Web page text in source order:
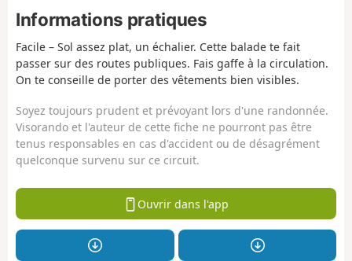
Informations pratiques
Facile – Sol assez plat, un échalier. Cette balade te fait
passer sur des routes publiques. Fais gaffe à la circulation.
On te conseille de porter des vêtements bien visibles.
Soyez toujours prudent et prévoyant lors d'une randonnée.
Visorando et l'auteur de cette fiche ne pourront pas être
tenus responsables en cas d'accident ou de désagrément
quelconque survenu sur ce circuit.
Ouvrir dans l'app